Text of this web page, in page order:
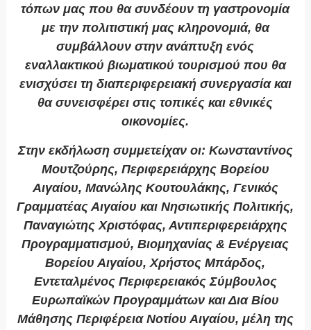
τόπων μας που θα συνδέουν τη γαστρονομία
με την πολιτιστική μας κληρονομιά, θα
συμβάλλουν στην ανάπτυξη ενός
εναλλακτικού βιωματικού τουρισμού που θα
ενισχύσει τη διαπεριφερειακή συνεργασία και
θα συνεισφέρει στις τοπικές και εθνικές
οικονομίες.
Στην εκδήλωση συμμετείχαν οι: Κωνσταντίνος
Μουτζούρης, Περιφερειάρχης Βορείου
Αιγαίου, Μανώλης Κουτουλάκης, Γενικός
Γραμματέας Αιγαίου και Νησιωτικής Πολιτικής,
Παναγιώτης Χριστόφας, Αντιπεριφερειάρχης
Προγραμματισμού, Βιομηχανίας & Ενέργειας
Βορείου Αιγαίου, Χρήστος Μπάρδος,
Εντεταλμένος Περιφερειακός Σύμβουλος
Ευρωπαϊκών Προγραμμάτων και Δια Βίου
Μάθησης Περιφέρεια Νοτίου Αιγαίου, μέλη της